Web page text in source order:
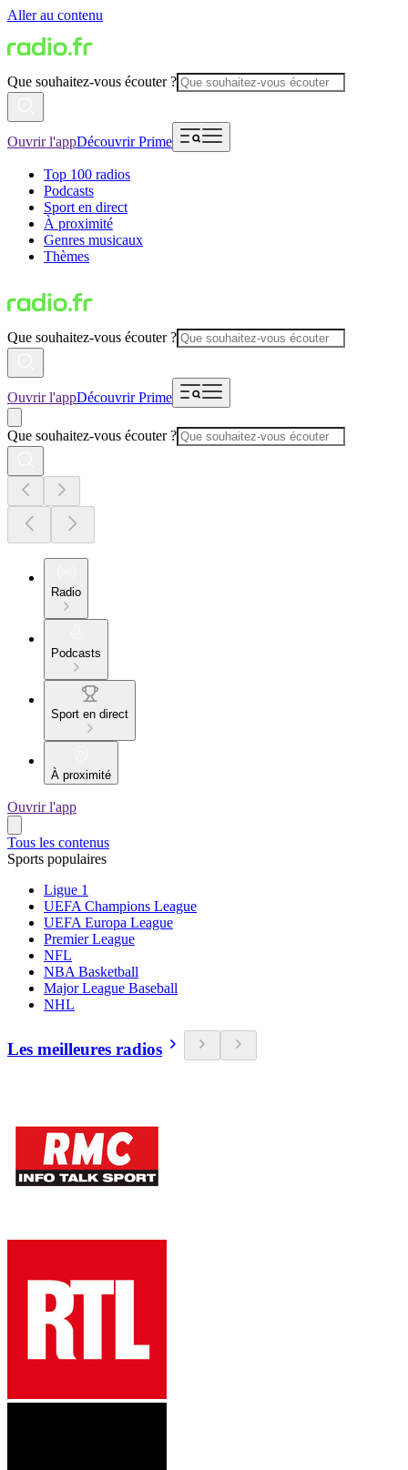
Aller au contenu
Que souhaitez-vous écouter ?
Ouvrir l'appDécouvrir Prime
Top 100 radios
Podcasts
Sport en direct
À proximité
Genres musicaux
Thèmes
Que souhaitez-vous écouter ?
Ouvrir l'appDécouvrir Prime
Que souhaitez-vous écouter ?
Radio
Podcasts
Sport en direct
À proximité
Ouvrir l'app
Tous les contenus
Sports populaires
Ligue 1
UEFA Champions League
UEFA Europa League
Premier League
NFL
NBA Basketball
Major League Baseball
NHL
Les meilleures radios